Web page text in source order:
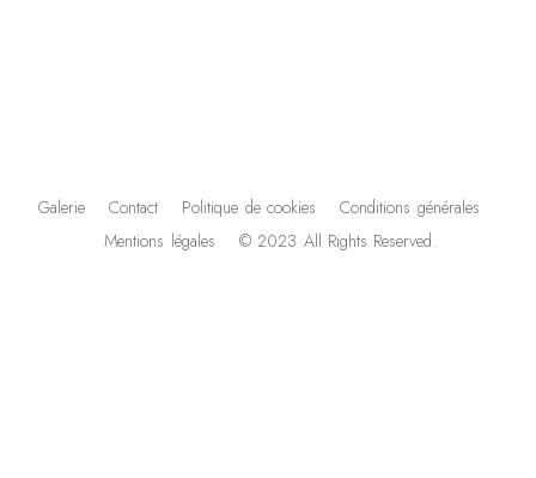
Galerie Contact Politique de cookies
Conditions générales
Mentions légales
© 2023 All Rights Reserved.